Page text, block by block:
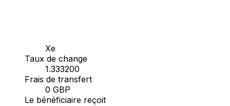
Xe
Taux de change
1.333200
Frais de transfert
0 GBP
Le bénéficiaire reçoit